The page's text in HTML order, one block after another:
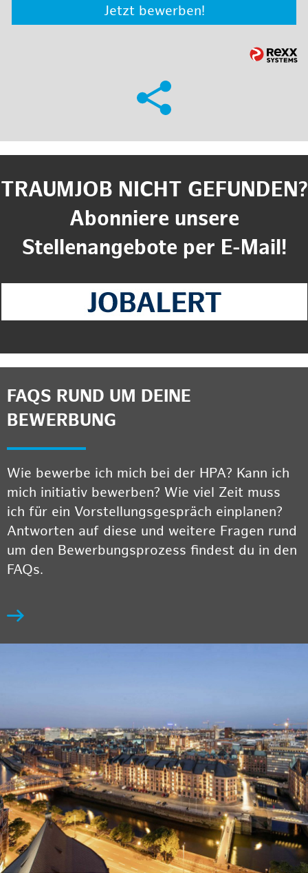
Jetzt bewerben!
TRAUMJOB NICHT GEFUNDEN?
Abonniere unsere
Stellenangebote per E-Mail!
FAQS RUND UM DEINE
BEWERBUNG
Wie bewerbe ich mich bei der HPA? Kann ich
mich initiativ bewerben? Wie viel Zeit muss
ich für ein Vorstellungsgespräch einplanen?
Antworten auf diese und weitere Fragen rund
um den Bewerbungsprozess findest du in den
FAQs.